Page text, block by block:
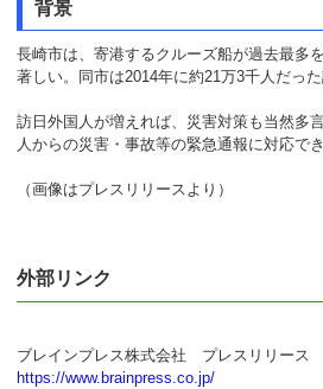
背景
長崎市は、寄港するクルーズ船が過去最多
著しい。同市は2014年に約21万3千人だっ
訪日外国人が増えれば、災害対策も当然多
人からの災害・事故等の緊急通報に対応で
（画像はプレスリリースより）
外部リンク
ブレインプレス株式会社 プレスリリース
https://www.brainpress.co.jp/